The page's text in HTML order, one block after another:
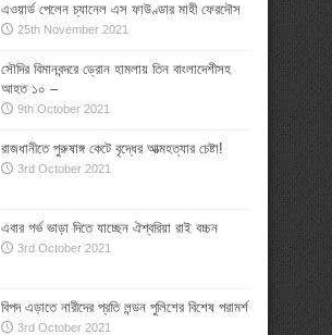
এওয়ার্ড পেলেন চ্যানেল এস ফাউণ্ডার মাহী ফেরদৌস
25th November 2021
সৌদির বিমানবন্দরে ড্রোন হামলায় তিন বাংলাদেশীসহ
আহত ১০ –
9th October 2021
রাজধানীতে পুরুষাঙ্গ কেটে বৃদ্ধের আত্মহত্যার চেষ্টা!
3rd October 2021
এবার গর্ভ ভাড়া দিতে যাচ্ছেন ঐশ্বরিয়া রাই বচ্চন
3rd October 2021
বিপদ এড়াতে নারীদের প্রতি লন্ডন পুলিশের বিশেষ পরামর্শ
3rd October 2021